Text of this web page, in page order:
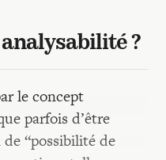
analysabilité ?
le concept
parfois d’être
“possibilité de